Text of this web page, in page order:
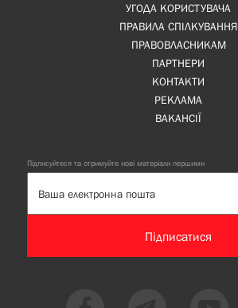
УГОДА КОРИСТУВАЧА
ПРАВИЛА СПІЛКУВАННЯ
ПРАВОВЛАСНИКАМ
ПАРТНЕРИ
КОНТАКТИ
РЕКЛАМА
ВАКАНСІЇ
Підписуйтеся та отримуйте нові матеріали першими
Підписатися